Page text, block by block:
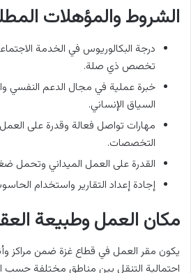
الشروط والمؤهلات
درجة البكالوريوس في الخدمة
تخصص ذي صلة.
خبرة عملية في مجال الدعم النفسي
السياق الإنساني.
مهارات تواصل فعالة وقدرة على
التخصصات.
القدرة على العمل الميداني وتحمل
إجادة إعداد التقارير واستخدام
مكان العمل وطبيعة
يكون مقر العمل في قطاع غزة ضمن مراكز
احتمالية التنقل بين مناطق مختلفة حسب